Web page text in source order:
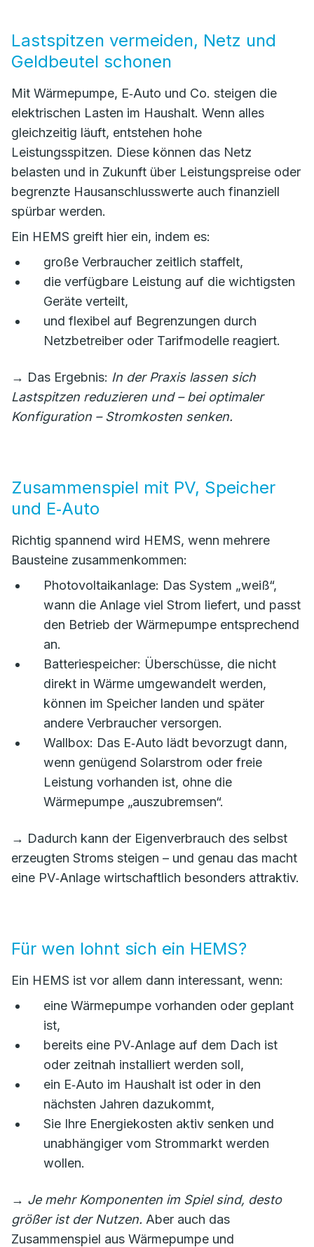
Lastspitzen vermeiden, Netz und
Geldbeutel schonen
Mit Wärmepumpe, E‑Auto und Co. steigen die
elektrischen Lasten im Haushalt. Wenn alles
gleichzeitig läuft, entstehen hohe
Leistungsspitzen. Diese können das Netz
belasten und in Zukunft über Leistungspreise oder
begrenzte Hausanschlusswerte auch finanziell
spürbar werden.
Ein HEMS greift hier ein, indem es:
große Verbraucher zeitlich staffelt,
die verfügbare Leistung auf die wichtigsten
Geräte verteilt,
und flexibel auf Begrenzungen durch
Netzbetreiber oder Tarifmodelle reagiert.
→ Das Ergebnis: In der Praxis lassen sich
Lastspitzen reduzieren und – bei optimaler
Konfiguration – Stromkosten senken.
Zusammenspiel mit PV, Speicher
und E‑Auto
Richtig spannend wird HEMS, wenn mehrere
Bausteine zusammenkommen:
Photovoltaikanlage: Das System „weiß“,
wann die Anlage viel Strom liefert, und passt
den Betrieb der Wärmepumpe entsprechend
an.
Batteriespeicher: Überschüsse, die nicht
direkt in Wärme umgewandelt werden,
können im Speicher landen und später
andere Verbraucher versorgen.
Wallbox: Das E‑Auto lädt bevorzugt dann,
wenn genügend Solarstrom oder freie
Leistung vorhanden ist, ohne die
Wärmepumpe „auszubremsen“.
→ Dadurch kann der Eigenverbrauch des selbst
erzeugten Stroms steigen – und genau das macht
eine PV‑Anlage wirtschaftlich besonders attraktiv.
Für wen lohnt sich ein HEMS?
Ein HEMS ist vor allem dann interessant, wenn:
eine Wärmepumpe vorhanden oder geplant
ist,
bereits eine PV‑Anlage auf dem Dach ist
oder zeitnah installiert werden soll,
ein E‑Auto im Haushalt ist oder in den
nächsten Jahren dazukommt,
Sie Ihre Energiekosten aktiv senken und
unabhängiger vom Strommarkt werden
wollen.
→ Je mehr Komponenten im Spiel sind, desto
größer ist der Nutzen. Aber auch das
Zusammenspiel aus Wärmepumpe und